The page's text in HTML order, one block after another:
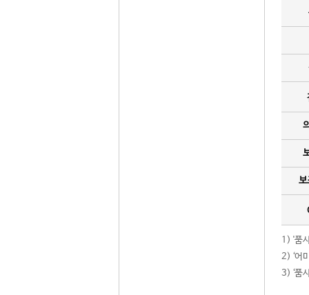
보
1) '품
2) ‘어
3) ‘품